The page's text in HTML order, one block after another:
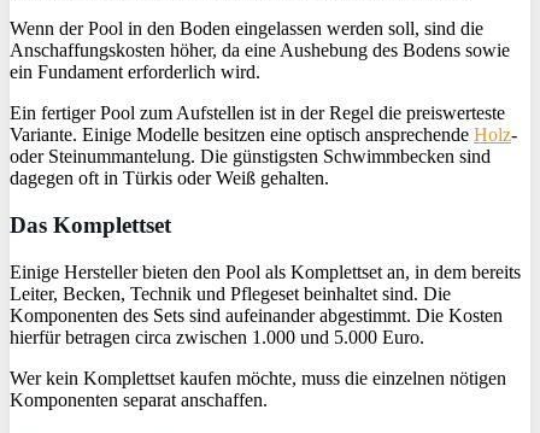
Wenn der Pool in den Boden eingelassen werden soll, sind die
Anschaffungskosten höher, da eine Aushebung des Bodens sowie
ein Fundament erforderlich wird.
Ein fertiger Pool zum Aufstellen ist in der Regel die preiswerteste
Variante. Einige Modelle besitzen eine optisch ansprechende Holz-
oder Steinummantelung. Die günstigsten Schwimmbecken sind
dagegen oft in Türkis oder Weiß gehalten.
Das Komplettset
Einige Hersteller bieten den Pool als Komplettset an, in dem bereits
Leiter, Becken, Technik und Pflegeset beinhaltet sind. Die
Komponenten des Sets sind aufeinander abgestimmt. Die Kosten
hierfür betragen circa zwischen 1.000 und 5.000 Euro.
Wer kein Komplettset kaufen möchte, muss die einzelnen nötigen
Komponenten separat anschaffen.